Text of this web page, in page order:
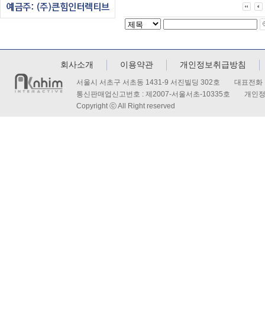
회사소개 이용약관 개인정보취급방침
서울시 서초구 서초동 1431-9 서진빌딩 302호 대표
통신판매업신고번호 : 제2007-서울서초-10335호 개인정
Copyright ⓒ All Right reserved